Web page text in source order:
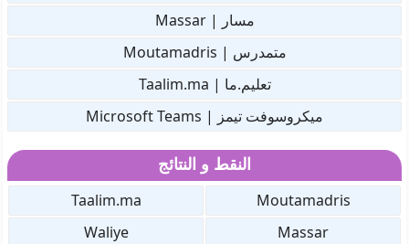
مسار | Massar
متمدرس | Moutamadris
تعليم.ما | Taalim.ma
ميكروسوفت تيمز | Microsoft Teams
النقط و النتائج
Moutamadris
Taalim.ma
Massar
Waliye